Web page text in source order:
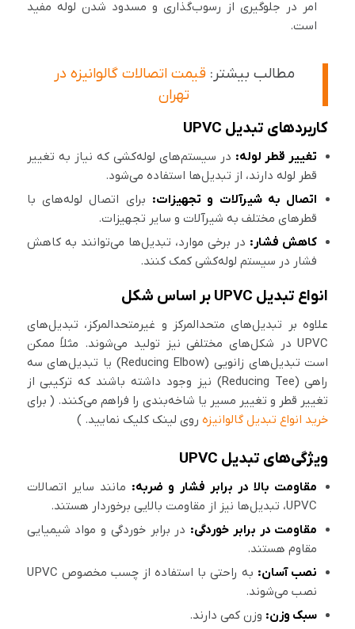
امر در جلوگیری از رسوب‌گذاری و مسدود شدن لوله مفید
است.
مطالب بیشتر:قیمت اتصالات گالوانیزه در
تهران
کاربردهای تبدیل UPVC
تغییر قطر لوله: در سیستم‌های لوله‌کشی که نیاز به تغییر
قطر لوله دارند، از تبدیل‌ها استفاده می‌شود.
اتصال به شیرآلات و تجهیزات: برای اتصال لوله‌های با
قطرهای مختلف به شیرآلات و سایر تجهیزات.
کاهش فشار: در برخی موارد، تبدیل‌ها می‌توانند به کاهش
فشار در سیستم لوله‌کشی کمک کنند.
انواع تبدیل UPVC بر اساس شکل
علاوه بر تبدیل‌های متحدالمرکز و غیرمتحدالمرکز، تبدیل‌های
UPVC در شکل‌های مختلفی نیز تولید می‌شوند. مثلاً ممکن
است تبدیل‌های زانویی (Reducing Elbow) یا تبدیل‌های سه
‌راهی (Reducing Tee) نیز وجود داشته باشند که ترکیبی از
تغییر قطر و تغییر مسیر یا شاخه‌بندی را فراهم می‌کنند. ( برای
خرید انواع تبدیل گالوانیزهروی لینک کلیک نمایید. )
ویژگی‌های تبدیل UPVC
مقاومت بالا در برابر فشار و ضربه: مانند سایر اتصالات
UPVC، تبدیل‌ها نیز از مقاومت بالایی برخوردار هستند.
مقاومت در برابر خوردگی: در برابر خوردگی و مواد شیمیایی
مقاوم هستند.
نصب آسان:
به راحتی با استفاده از چسب مخصوص UPVC
نصب می‌شوند.
سبک وزن: وزن کمی دارند.